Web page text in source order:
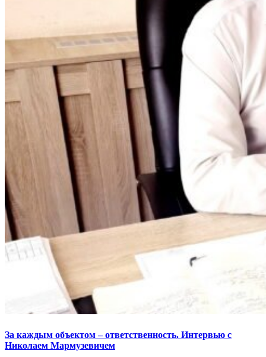
За каждым объектом – ответственность. Интервью с
Николаем Мармузевичем